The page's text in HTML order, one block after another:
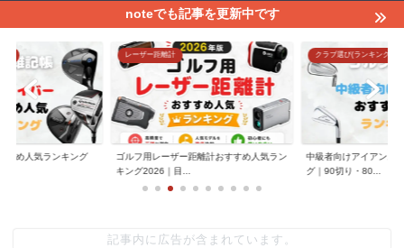
noteでも記事を更新中です
すめ人気ランキング
レーザー距離計
ゴルフ用レーザー距離計おすすめ人気ラン
キング2026｜目...
クラブ選び(ランキング)
中級者向けアイアンお
グ｜90切り・80...
記事内に広告が含まれています。